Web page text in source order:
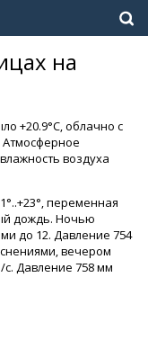
на
+20.9°C, облачно с
воздуха
переменная
дождь. Ночью
до 12. Давление 754
вечером
Давление 758 мм